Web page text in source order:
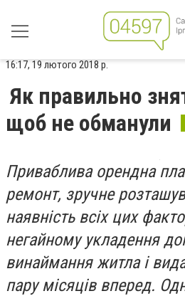
16:17, 19 лютого 2018 р.
Як правильно
щоб не обманули
Приваблива орендна
ремонт, зручне
наявність всіх цих
негайному укладення
винаймання житла і
пару місяців вперед.